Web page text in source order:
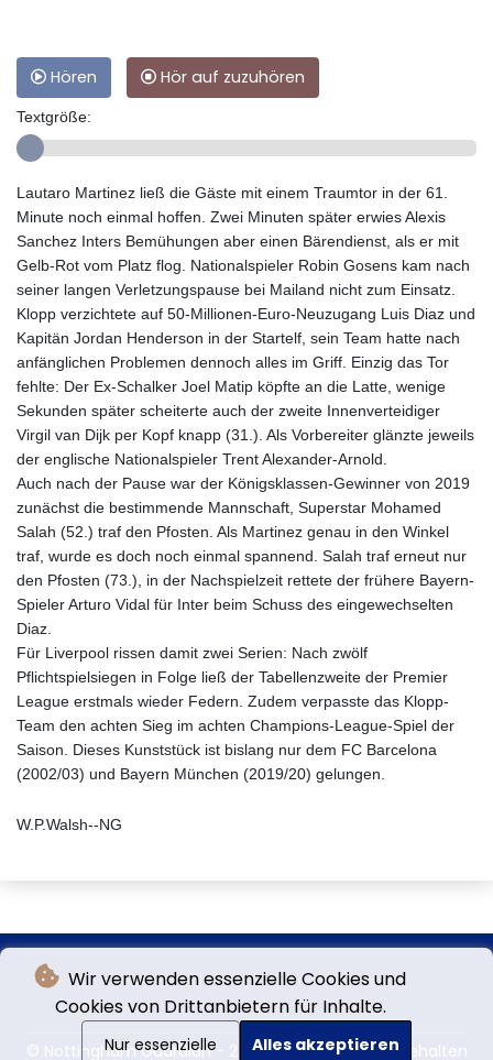
Wir verwenden essenzielle Cookies und
Cookies von Drittanbietern für Inhalte.
Nur essenzielle Alles akzeptieren
Hören Hör auf zuzuhören
Textgröße:
Lautaro Martinez ließ die Gäste mit einem Traumtor in der 61.
Minute noch einmal hoffen. Zwei Minuten später erwies Alexis
Sanchez Inters Bemühungen aber einen Bärendienst, als er mit
Gelb-Rot vom Platz flog. Nationalspieler Robin Gosens kam nach
seiner langen Verletzungspause bei Mailand nicht zum Einsatz.
Klopp verzichtete auf 50-Millionen-Euro-Neuzugang Luis Diaz und
Kapitän Jordan Henderson in der Startelf, sein Team hatte nach
anfänglichen Problemen dennoch alles im Griff. Einzig das Tor
fehlte: Der Ex-Schalker Joel Matip köpfte an die Latte, wenige
Sekunden später scheiterte auch der zweite Innenverteidiger
Virgil van Dijk per Kopf knapp (31.). Als Vorbereiter glänzte jeweils
der englische Nationalspieler Trent Alexander-Arnold.
Auch nach der Pause war der Königsklassen-Gewinner von 2019
zunächst die bestimmende Mannschaft, Superstar Mohamed
Salah (52.) traf den Pfosten. Als Martinez genau in den Winkel
traf, wurde es doch noch einmal spannend. Salah traf erneut nur
den Pfosten (73.), in der Nachspielzeit rettete der frühere Bayern-
Spieler Arturo Vidal für Inter beim Schuss des eingewechselten
Diaz.
Für Liverpool rissen damit zwei Serien: Nach zwölf
Pflichtspielsiegen in Folge ließ der Tabellenzweite der Premier
League erstmals wieder Federn. Zudem verpasste das Klopp-
Team den achten Sieg im achten Champions-League-Spiel der
Saison. Dieses Kunststück ist bislang nur dem FC Barcelona
(2002/03) und Bayern München (2019/20) gelungen.
W.P.Walsh--NG
© Nottingham Guardian - 2026 - Alle Rechte vorbehalten